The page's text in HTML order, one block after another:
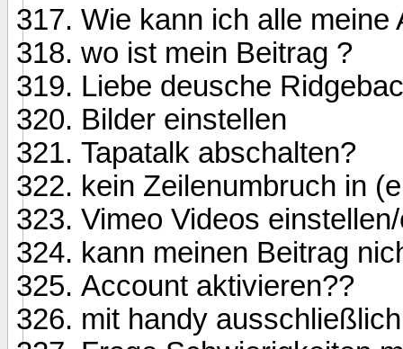
Wie kann ich alle meine
wo ist mein Beitrag ?
Liebe deusche
Bilder einstellen
Tapatalk abschalten?
kein Zeilenumbruch in
Vimeo Videos
kann meinen Beitrag
Account aktivieren??
mit handy